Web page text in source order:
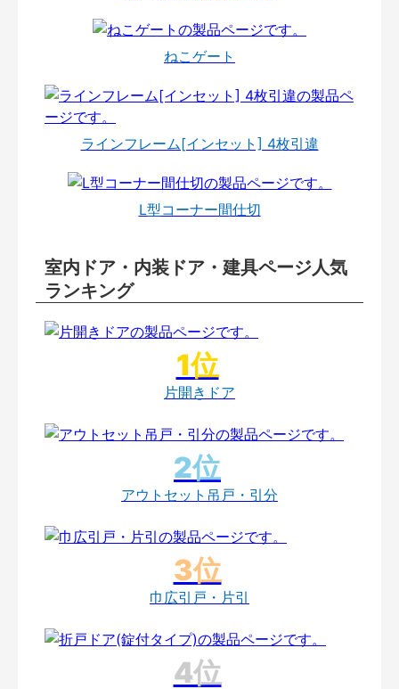
ねこゲート
ラインフレーム[インセット] 4枚引違
L型コーナー間仕切
室内ドア・内装ドア・建具ページ人気
ランキング
片開きドア
アウトセット吊戸・引分
巾広引戸・片引